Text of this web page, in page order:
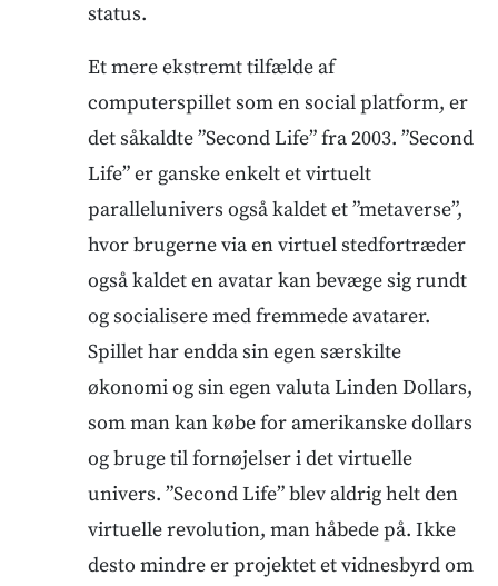
status.
Et mere ekstremt tilfælde af
computerspillet som en social platform, er
det såkaldte ”Second Life” fra 2003. ”Second
Life” er ganske enkelt et virtuelt
parallelunivers også kaldet et ”metaverse”,
hvor brugerne via en virtuel stedfortræder
også kaldet en avatar kan bevæge sig rundt
og socialisere med fremmede avatarer.
Spillet har endda sin egen særskilte
økonomi og sin egen valuta Linden Dollars,
som man kan købe for amerikanske dollars
og bruge til fornøjelser i det virtuelle
univers. ”Second Life” blev aldrig helt den
virtuelle revolution, man håbede på. Ikke
desto mindre er projektet et vidnesbyrd om